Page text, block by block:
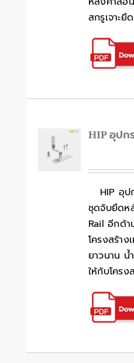
สกรูเจาะยึด
HIP อุปก
HIP อุ
ชุดจับยึดห
Rail อีกด้า
โครงสร้าง
ยาวนาน น้
ให้กับโครง